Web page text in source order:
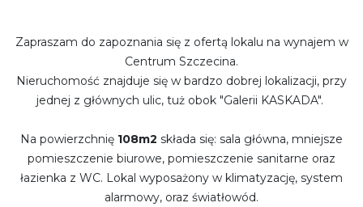
Zapraszam do zapoznania się z ofertą lokalu na wynajem w
Centrum Szczecina.
Nieruchomość znajduje się w bardzo dobrej lokalizacji, przy
jednej z głównych ulic, tuż obok "Galerii KASKADA".
Na powierzchnię 108m2 składa się: sala główna, mniejsze
pomieszczenie biurowe, pomieszczenie sanitarne oraz
łazienka z WC. Lokal wyposażony w klimatyzację, system
alarmowy, oraz światłowód.